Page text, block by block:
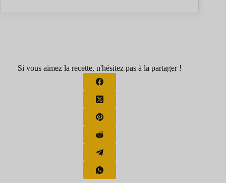
Si vous aimez la recette, n'hésitez pas à la partager !